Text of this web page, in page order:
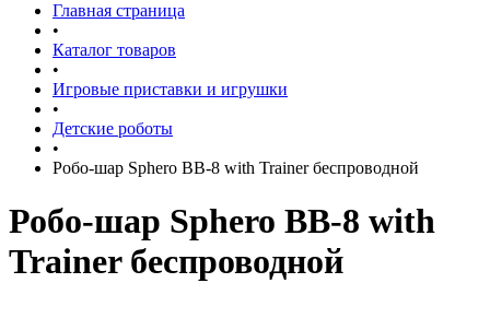
Главная страница
•
Каталог товаров
•
Игровые приставки и игрушки
•
Детские роботы
•
Робо-шар Sphero BB-8 with Trainer беспроводной
Робо-шар Sphero BB-8 with
Trainer беспроводной